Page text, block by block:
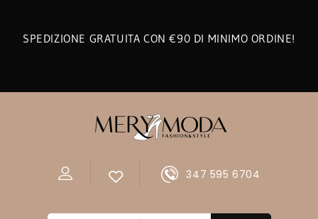
SPEDIZIONE GRATUITA CON €90 DI MINIMO ORDINE!
347 595 6704